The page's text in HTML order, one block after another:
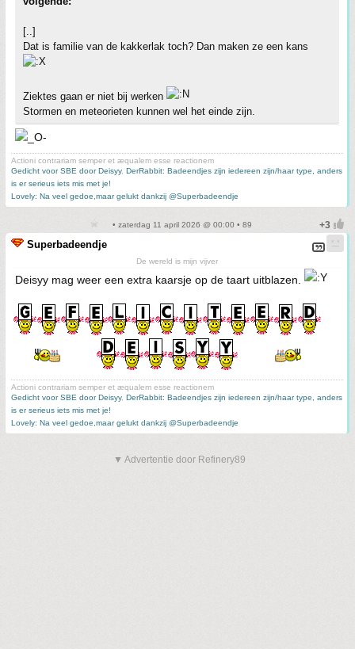
[..]
Dat is familie van de kakkerlak toch? Dan maken ze een kans
Ziektes gaan er niet bij werken
Stormen en meteorieten kunnen wel het einde zijn.
Actioni contrariam semper et æqualem esse reactionem
Gedicht voor SBE door Deisyy, DerRabbit: Badeendjes zijn iedereen zijn/haar type, anders
is er serieus iets mis met je!
Lovely: Na veel gedoe,maar gelukt dankzij @Superbadeendje
• zaterdag 11 april 2026 @ 00:00 • 89
Superbadeendje
De wereld is mijn vijver
Deisyy mag weer een extra kaarsje op de taart uitblazen.
Actioni contrariam semper et æqualem esse reactionem
Gedicht voor SBE door Deisyy, DerRabbit: Badeendjes zijn iedereen zijn/haar type, anders
is er serieus iets mis met je!
Lovely: Na veel gedoe,maar gelukt dankzij @Superbadeendje
▼ Advertentie door Refinery89